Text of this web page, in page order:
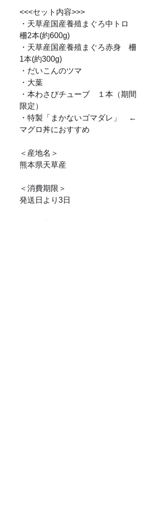
<<<セット内容>>>
・天草産国産養殖まぐろ中トロ
柵2本(約600g)
・天草産国産養殖まぐろ赤身 柵
1本(約300g)
・だいこんのツマ
・大葉
・本わさびチューブ １本（期間
限定）
・特製「まかないゴマダレ」 ←
マグロ丼におすすめ
＜産地名＞
熊本県天草産
＜消費期限＞
発送日より3日